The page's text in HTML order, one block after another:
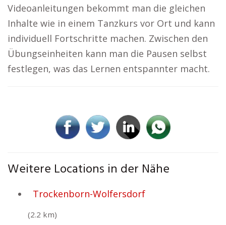
Videoanleitungen bekommt man die gleichen
Inhalte wie in einem Tanzkurs vor Ort und kann
individuell Fortschritte machen. Zwischen den
Übungseinheiten kann man die Pausen selbst
festlegen, was das Lernen entspannter macht.
Weitere Locations in der Nähe
Trockenborn-Wolfersdorf
(2.2 km)